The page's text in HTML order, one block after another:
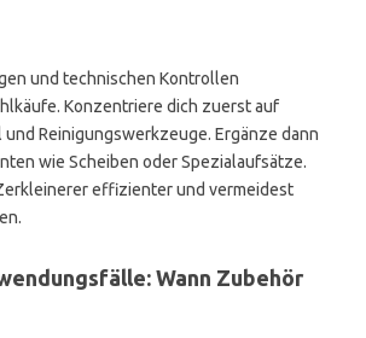
und technischen Kontrollen
Konzentriere dich zuerst auf
und Reinigungswerkzeuge. Ergänze dann
wie Scheiben oder Spezialaufsätze.
effizienter und vermeidest
Wann Zubehör